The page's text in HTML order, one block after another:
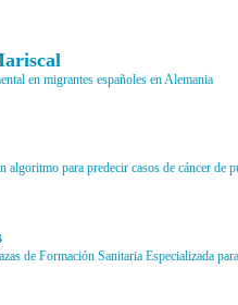
en migrantes españoles en Alemania
algoritmo para predecir casos de cáncer de
de Formación Sanitaria Especializada